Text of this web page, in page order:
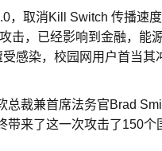
取消Kill Switch 传播速
击，已经影响到金融，能
感染，校园网用户首当其
裁兼首席法务官Brad
带来了这一次攻击了150个